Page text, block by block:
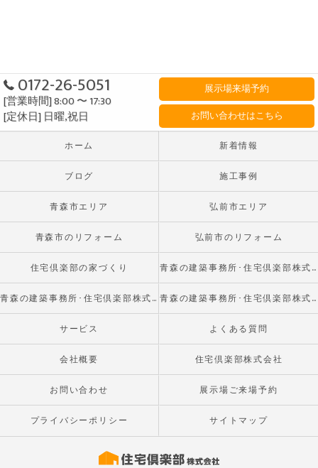
0172-26-5051
[営業時間] 8:00 〜 17:30
[定休日] 日曜,祝日
展示場来場予約
お問い合わせはこちら
ホーム 新着情報
ブログ 施工事例
青森市エリア 弘前市エリア
青森市のリフォーム 弘前市のリフォーム
住宅倶楽部の家づくり 青森の建築事務所･住宅倶楽部株式会社の口コミ情報
青森の建築事務所･住宅倶楽部株式会社の評判 青森の建築事務所･住宅倶楽部株式会社のお客様の声
サービス よくある質問
会社概要 住宅倶楽部株式会社
お問い合わせ 展示場ご来場予約
プライバシーポリシー サイトマップ